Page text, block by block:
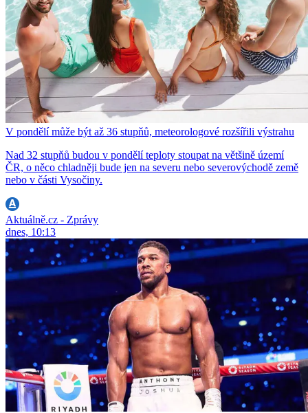
V pondělí může být až 36 stupňů, meteorologové rozšířili výstrahu
Nad 32 stupňů budou v pondělí teploty stoupat na většině území
ČR, o něco chladněji bude jen na severu nebo severovýchodě země
nebo v části Vysočiny.
Aktuálně.cz - Zprávy
dnes, 10:13